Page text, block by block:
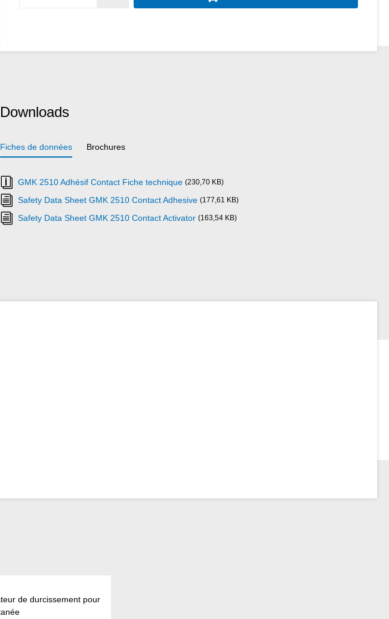
Downloads
Fiches de données Brochures
GMK 2510 Adhésif Contact Fiche technique (230,70 KB)
Safety Data Sheet GMK 2510 Contact Adhesive (177,61 KB)
Safety Data Sheet GMK 2510 Contact Activator (163,54 KB)